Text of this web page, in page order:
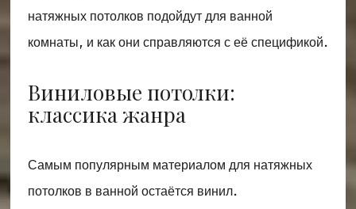
натяжных потолков подойдут для ванной
комнаты, и как они справляются с её спецификой.
Виниловые потолки:
классика жанра
Самым популярным материалом для натяжных
потолков в ванной остаётся винил.